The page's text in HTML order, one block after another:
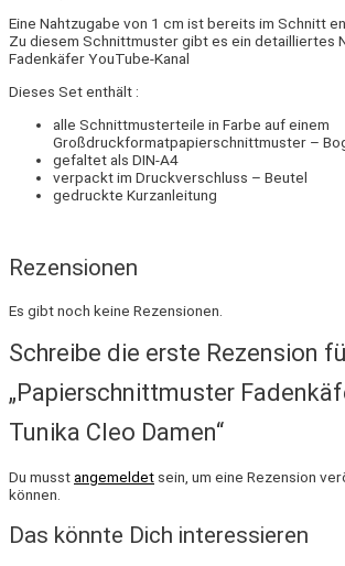
Eine Nahtzugabe von 1 cm ist bereits im Schnitt
Zu diesem Schnittmuster gibt es ein detailliertes
Fadenkäfer YouTube-Kanal
Dieses Set enthält :
alle Schnittmusterteile in Farbe auf einem
Großdruckformatpapierschnittmuster –
gefaltet als DIN-A4
verpackt im Druckverschluss – Beutel
gedruckte Kurzanleitung
Rezensionen
Es gibt noch keine Rezensionen.
Schreibe die erste Rezension
„Papierschnittmuster
Tunika Cleo Damen“
Du musstangemeldet sein, um eine Rezension
können.
Das könnte Dich interessieren